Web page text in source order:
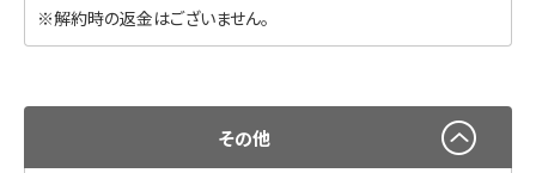
※解約時の返金はございません。
その他